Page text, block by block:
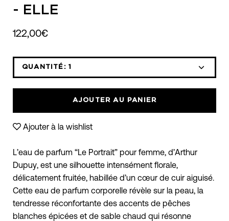
- ELLE
122,00€
QUANTITÉ: 1
AJOUTER AU PANIER
Ajouter à la wishlist
L’eau de parfum “Le Portrait” pour femme, d’Arthur
Dupuy, est une silhouette intensément florale,
délicatement fruitée, habillée d’un cœur de cuir aiguisé.
Cette eau de parfum corporelle révèle sur la peau, la
tendresse réconfortante des accents de pêches
blanches épicées et de sable chaud qui résonne